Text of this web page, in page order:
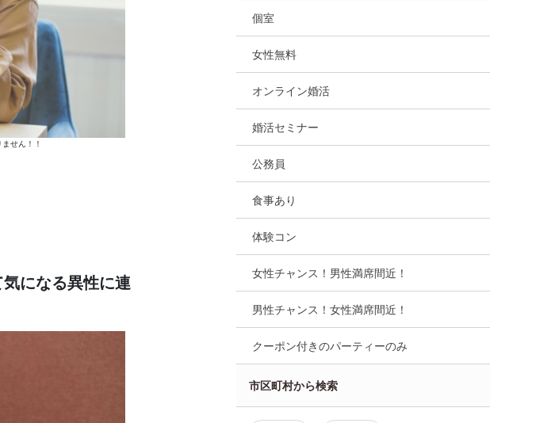
せん！！
になる異性に連
個室
女性無料
オンライン婚活
婚活セミナー
公務員
食事あり
体験コン
女性チャンス！男性満席間近！
男性チャンス！女性満席間近！
クーポン付きのパーティーのみ
市区町村から検索